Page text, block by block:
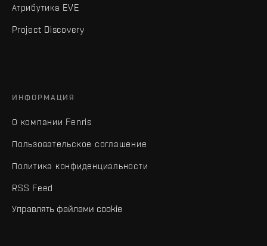
Атрибутика EVE
Project Discovery
ИНФОРМАЦИЯ
О компании Fenris
Пользовательское соглашение
Политика конфиденциальности
RSS Feed
Управлять файлами cookie